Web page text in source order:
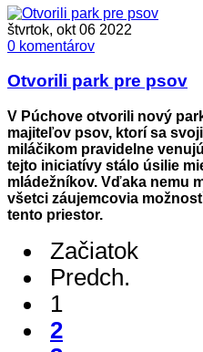
štvrtok, okt 06 2022
0 komentárov
Otvorili park pre psov
V Púchove otvorili nový
majiteľov psov, ktorí sa
miláčikom pravidelne
tejto iniciatívy stálo úsilie
mládežníkov. Vďaka nemu
všetci záujemcovia
tento priestor.
Začiatok
Predch.
1
2